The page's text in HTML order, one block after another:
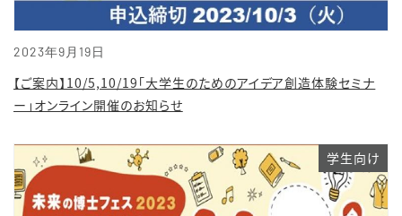
2023年9月19日
【ご案内】10/5,10/19「大学生のためのアイデア創造体験セミナ
ー」オンライン開催のお知らせ
学生向け